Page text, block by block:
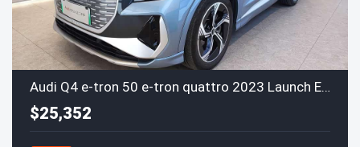
Audi Q4 e-tron 50 e-tron quattro 2023 Launch Edition
$25,352